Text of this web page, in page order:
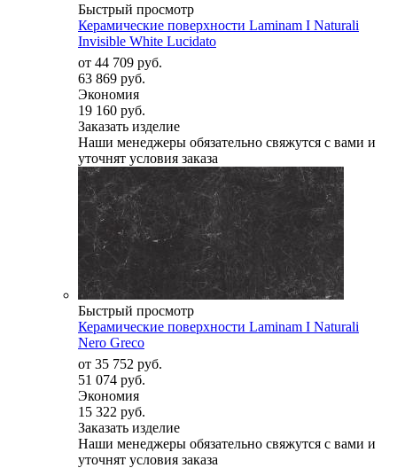
Быстрый просмотр
Керамические поверхности Laminam I Naturali
Invisible White Lucidato
от 44 709 руб.
63 869 руб.
Экономия
19 160 руб.
Заказать изделие
Наши менеджеры обязательно свяжутся с вами и
уточнят условия заказа
Быстрый просмотр
Керамические поверхности Laminam I Naturali
Nero Greco
от 35 752 руб.
51 074 руб.
Экономия
15 322 руб.
Заказать изделие
Наши менеджеры обязательно свяжутся с вами и
уточнят условия заказа